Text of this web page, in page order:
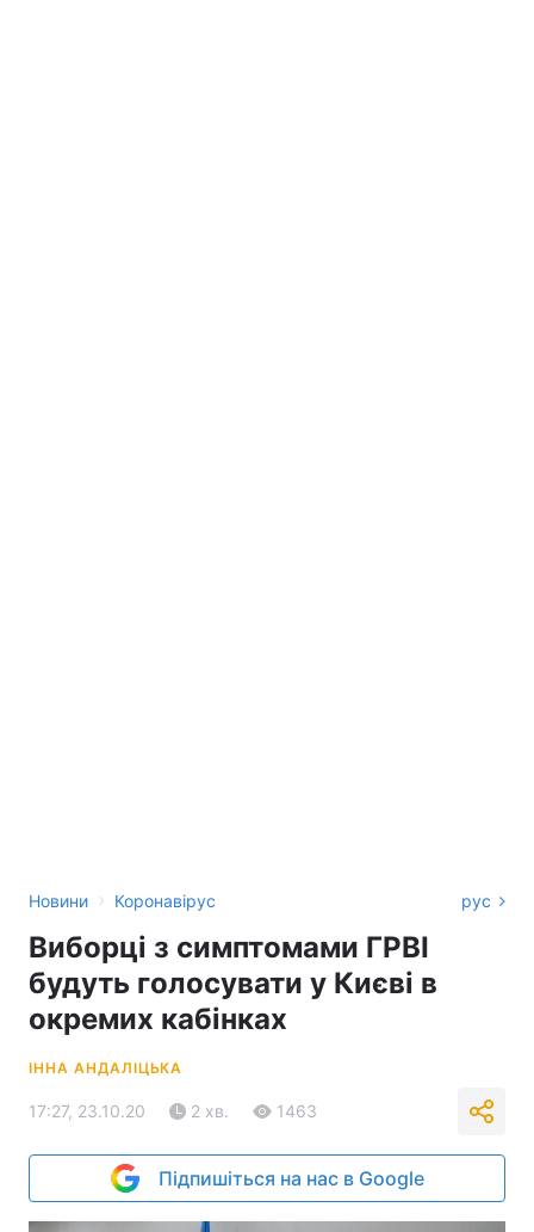
Новини › Коронавірус рус
Виборці з симптомами ГРВІ
будуть голосувати у Києві в
окремих кабінках
ІННА АНДАЛІЦЬКА
17:27, 23.10.20 2 хв. 1463
Підпишіться на нас в Google